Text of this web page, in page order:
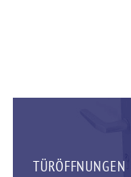
TÜRÖFFNUNGEN